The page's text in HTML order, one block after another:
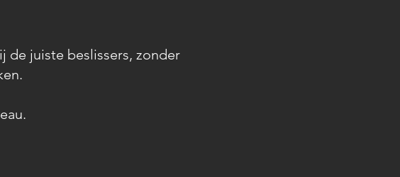
de juiste beslissers, zonder